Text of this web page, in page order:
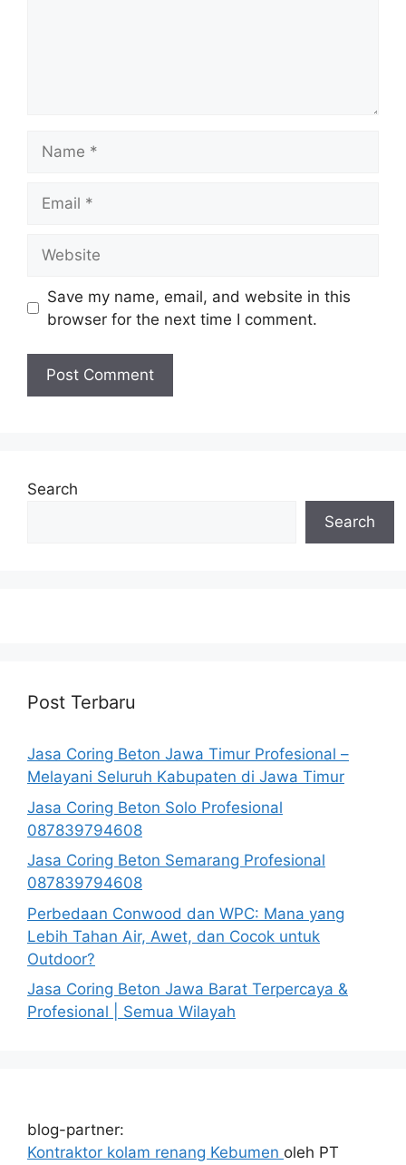
Save my name, email, and website in this
browser for the next time I comment.
Search
Search
Post Terbaru
Jasa Coring Beton Jawa Timur Profesional –
Melayani Seluruh Kabupaten di Jawa Timur
Jasa Coring Beton Solo Profesional
087839794608
Jasa Coring Beton Semarang Profesional
087839794608
Perbedaan Conwood dan WPC: Mana yang
Lebih Tahan Air, Awet, dan Cocok untuk
Outdoor?
Jasa Coring Beton Jawa Barat Terpercaya &
Profesional | Semua Wilayah
blog-partner:
Kontraktor kolam renang Kebumen oleh PT